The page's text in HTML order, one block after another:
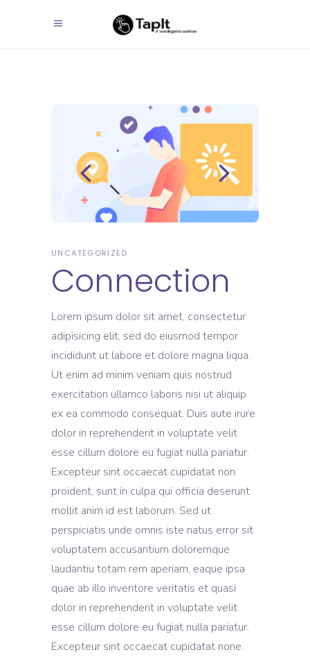
UNCATEGORIZED
Connection
Lorem ipsum dolor sit amet, consectetur
adipisicing elit, sed do eiusmod tempor
incididunt ut labore et dolore magna liqua.
Ut enim ad minim veniam quis nostrud
exercitation ullamco laboris nisi ut aliquip
ex ea commodo consequat. Duis aute irure
dolor in reprehenderit in voluptate velit
esse cillum dolore eu fugiat nulla pariatur.
Excepteur sint occaecat cupidatat non
proident, sunt in culpa qui officia deserunt
mollit anim id est laborum. Sed ut
perspiciatis unde omnis iste natus error sit
voluptatem accusantium doloremque
laudantiu totam rem aperiam, eaque ipsa
quae ab illo inventore veritatis et quasi
dolor in reprehenderit in voluptate velit
esse cillum dolore eu fugiat nulla pariatur.
Excepteur sint occaecat cupidatat none.